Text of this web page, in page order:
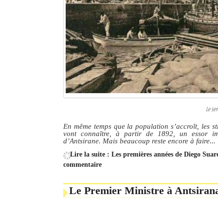
Le
En même temps que la population s’accroît, les
vont connaître, à partir de 1892, un essor
d’Antsirane. Mais beaucoup reste encore à faire...
Lire la suite : Les premières années de Diego
commentaire
Le Premier Ministre à